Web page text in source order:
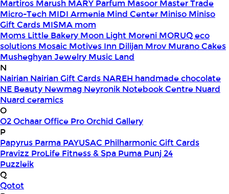
Martiros Marush MARY Parfum Masoor Master Trade
Micro-Tech MIDI Armenia Mind Center Miniso Miniso
Gift Cards MISMA mom
Moms Little Bakery Moon Light Moreni MORUQ eco
solutions Mosaic Motives Inn Dilijan Mrov Murano Cakes
Musheghyan Jewelry Music Land
N
Nairian Nairian Gift Cards NAREH handmade chocolate
NE Beauty Newmag Neyronik Notebook Centre Nuard
Nuard ceramics
O
O2OchaarOffice ProOrchid Gallery
P
Papyrus Parma PAYUSAC Philharmonic Gift Cards
Pravizz ProLife Fitness & Spa Puma Punj 24
Puzzleik
Q
Qotot